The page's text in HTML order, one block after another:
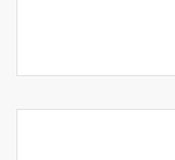
altijd op
Macallan’s
whisky met